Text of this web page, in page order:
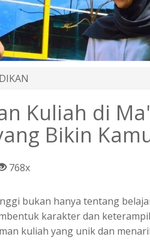
Kuliah di
Bikin
768x
bukan hanya tentang
karakter dan
kuliah yang unik dan